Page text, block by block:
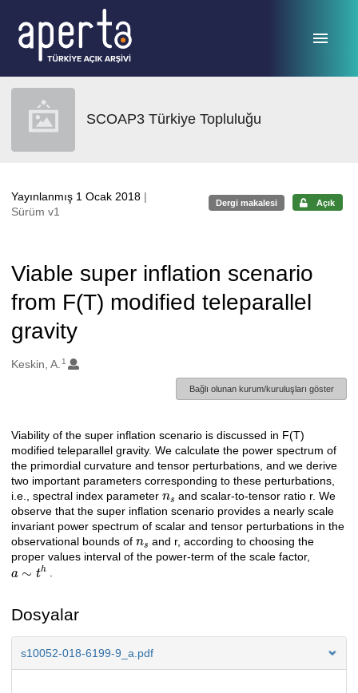
SCOAP3 Türkiye Topluluğu
Yayınlanmış 1 Ocak 2018 |
Sürüm v1
Dergi makalesi Açık
Viable super inflation scenario
from F(T) modified teleparallel
gravity
Oluşturanlar
Keskin, A. 1
Bağlı olunan kurum/kuruluşları göster
Açıklama
Viability of the super inflation scenario is discussed in F(T)
modified teleparallel gravity. We calculate the power spectrum of
the primordial curvature and tensor perturbations, and we derive
two important parameters corresponding to these perturbations,
i.e., spectral index parameter nsand scalar-to-tensor ratio r. We
observe that the super inflation scenario provides a nearly scale
invariant power spectrum of scalar and tensor perturbations in the
observational bounds of n sand r, according to choosing the
proper values interval of the power-term of the scale factor,
a∼th .
Dosyalar
s10052-018-6199-9_a.pdf